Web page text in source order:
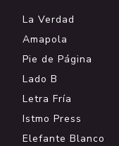
La Verdad
Amapola
Pie de Página
Lado B
Letra Fría
Istmo Press
Elefante Blanco